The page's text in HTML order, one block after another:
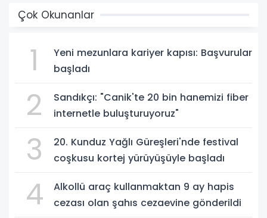
Çok Okunanlar
1
Yeni mezunlara kariyer kapısı: Başvurular
başladı
2
Sandıkçı: "Canik'te 20 bin hanemizi fiber
internetle buluşturuyoruz"
3
20. Kunduz Yağlı Güreşleri'nde festival
coşkusu kortej yürüyüşüyle başladı
4
Alkollü araç kullanmaktan 9 ay hapis
cezası olan şahıs cezaevine gönderildi